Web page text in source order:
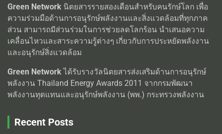
Green Network นิตยสารรายสองเดือนสำหรับคนรักษ์โลก เพื่อ
ความร่วมมือด้านการอนุรักษ์พลังงานและสิ่งแวดล้อมที่ทุกภาค
ส่วน สามารถมีส่วนร่วมในการช่วยลดโลกร้อน นำเสนอความ
เคลื่อนไหวและสาระความรู้ต่างๆ เกี่ยวกับการประหยัดพลังงาน
และอนุรักษ์สิ่งแวดล้อม
Green Network ได้รับรางวัลนิตยสารส่งเสริมด้านการอนุรักษ์
พลังงาน Thailand Energy Awards 2011 จากกรมพัฒนา
พลังงานทุดแทนและอนุรักษ์พลังงาน (พพ.) กระทรวงพลังงาน
Recent Posts